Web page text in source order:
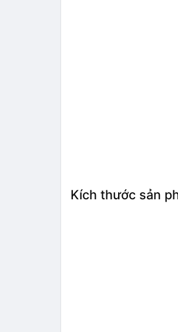
Kích thước sản